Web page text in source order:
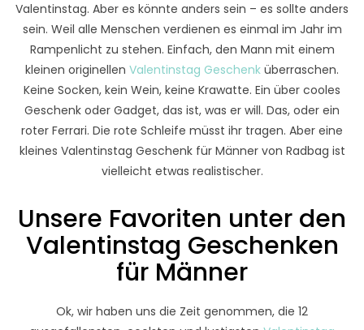
Valentinstag. Aber es könnte anders sein – es sollte anders
sein. Weil alle Menschen verdienen es einmal im Jahr im
Rampenlicht zu stehen. Einfach, den Mann mit einem
kleinen originellen Valentinstag Geschenk überraschen.
Keine Socken, kein Wein, keine Krawatte. Ein über cooles
Geschenk oder Gadget, das ist, was er will. Das, oder ein
roter Ferrari. Die rote Schleife müsst ihr tragen. Aber eine
kleines Valentinstag Geschenk für Männer von Radbag ist
vielleicht etwas realistischer.
Unsere Favoriten unter den
Valentinstag Geschenken
für Männer
Ok, wir haben uns die Zeit genommen, die 12